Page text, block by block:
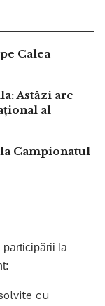
Calea
Astăzi are
al
Campionatul
participării la
cu